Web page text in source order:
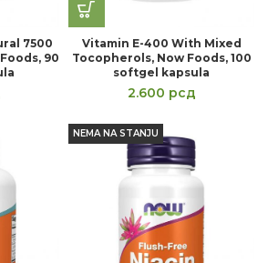
7500
90
Vitamin E-400 With Mixed
Tocopherols, Now Foods, 100
softgel kapsula
2.600 рсд
NEMA NA STANJU